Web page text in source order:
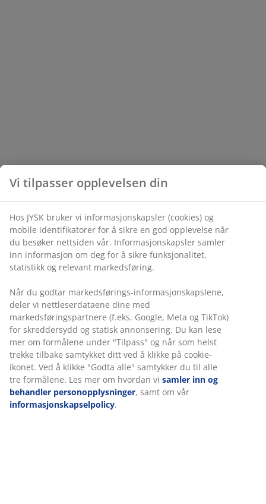
Vi tilpasser opplevelsen din
Hos JYSK bruker vi informasjonskapsler (cookies) og
mobile identifikatorer for å sikre en god opplevelse når
du besøker nettsiden vår. Informasjonskapsler samler
inn informasjon om deg for å sikre funksjonalitet,
statistikk og relevant markedsføring.
Når du godtar markedsførings-informasjonskapslene,
deler vi nettleserdataene dine med
markedsføringspartnere (f.eks. Google, Meta og TikTok)
for skreddersydd og statisk annonsering. Du kan lese
mer om formålene under "Tilpass" og når som helst
trekke tilbake samtykket ditt ved å klikke på cookie-
ikonet. Ved å klikke "Godta alle" samtykker du til alle
tre formålene. Les mer om hvordan vi samler inn og
behandler personopplysninger, samt om vår
informasjonskapselpolicy.